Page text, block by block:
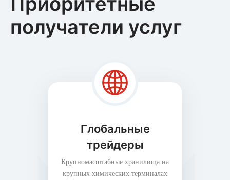
получатели услуг
Глобальные
трейдеры
Крупномасштабные хранилища на
крупных химических терминалах